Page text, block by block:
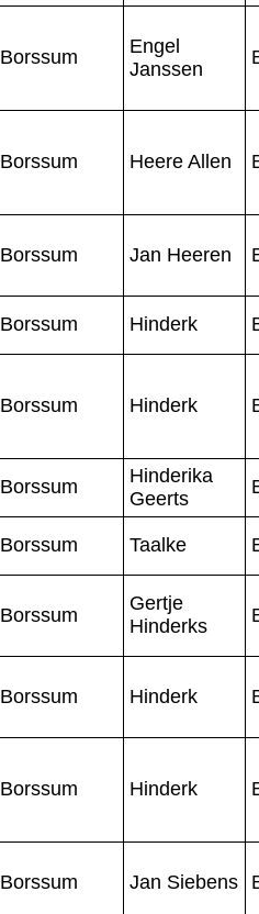
Borssum
Engel
Janssen
Borssum Heere Allen
Borssum Jan Heeren
Borssum Hinderk
Borssum Hinderk
Borssum
Hinderika
Geerts
Borssum Taalke
Borssum
Gertje
Hinderks
Borssum Hinderk
Borssum Hinderk
Borssum Jan Siebens